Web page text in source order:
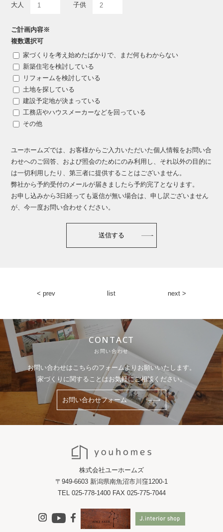
大人 子供
ご計画内容※
複数選択可
家づくりを考え始めたばかりで、まだ何もわからない
新築住宅を検討している
リフォームを検討している
土地を探している
建設予定地が決まっている
工務店やハウスメーカーなどを回っている
その他
ユーホームズでは、お客様からご入力いただいた個人情報をお問い合
わせへのご回答、 および照会のためにのみ利用し、それ以外の目的に
は一切利用したり、第三者に提供することはございません。
弊社から予約受付のメールが届きましたら予約完了となります。
お申し込みから3日経っても返信が無い場合は、申し訳ございません
が、今一度お問い合わせください。
< prev list next >
CONTACT
お問い合わせ
お問い合わせはこちらのフォームよりお願いいたします。
家づくりに関することはお気軽にご相談ください。
お問い合わせフォーム
株式会社ユーホームズ
〒949-6603 新潟県南魚沼市川窪1200-1
TEL 025-778-1400 FAX 025-775-7044